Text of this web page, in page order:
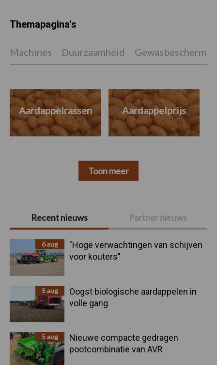
Primaire
Sidebar
Recent nieuws Partner nieuws
6 aug
"Hoge verwachtingen van schijven
voor kouters"
5 aug
Oogst biologische aardappelen in
volle gang
5 aug
Nieuwe compacte gedragen
pootcombinatie van AVR
Themapagina's
Machines Duurzaamheid
Aardappelrassen Aardappelprijs
Toon meer